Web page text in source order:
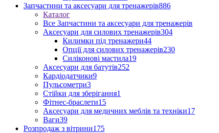
Запчастини та аксесуари для тренажерів886
Каталог
Все Запчастини та аксесуари для тренажерів
Аксесуари для силових тренажерів304
Килимки під тренажери44
Опції для силових тренажерів230
Силіконові мастила19
Аксесуари для батутів252
Кардіодатчики9
Пульсометри3
Стійки для зберігання1
Фітнес-браслети15
Аксесуари для медичних меблів та техніки17
Ваги39
Розпродаж з вітрини175